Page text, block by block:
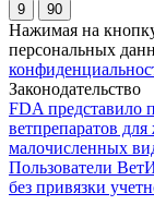
9 90
Нажимая на
персональных
Законодательство
FDA представило
ветпрепаратов
малочисленных
Пользователи
без привязки